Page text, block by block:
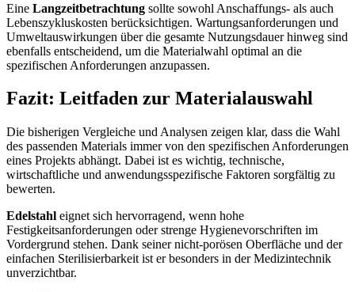
Eine Langzeitbetrachtung sollte sowohl Anschaffungs- als auch
Lebenszykluskosten berücksichtigen. Wartungsanforderungen und
Umweltauswirkungen über die gesamte Nutzungsdauer hinweg sind
ebenfalls entscheidend, um die Materialwahl optimal an die
spezifischen Anforderungen anzupassen.
Fazit: Leitfaden zur Materialauswahl
Die bisherigen Vergleiche und Analysen zeigen klar, dass die Wahl
des passenden Materials immer von den spezifischen Anforderungen
eines Projekts abhängt. Dabei ist es wichtig, technische,
wirtschaftliche und anwendungsspezifische Faktoren sorgfältig zu
bewerten.
Edelstahl eignet sich hervorragend, wenn hohe
Festigkeitsanforderungen oder strenge Hygienevorschriften im
Vordergrund stehen. Dank seiner nicht-porösen Oberfläche und der
einfachen Sterilisierbarkeit ist er besonders in der Medizintechnik
unverzichtbar.